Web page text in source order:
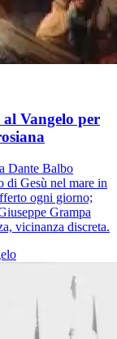
Vangelo per
Dante Balbo
di Gesù nel mare in
ogni giorno;
Grampa
vicinanza discreta.